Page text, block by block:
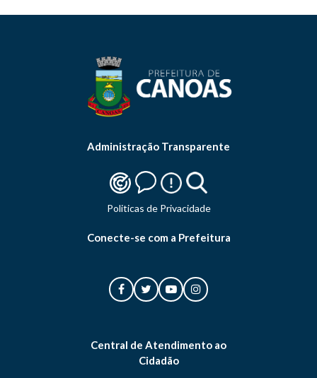
Administração Transparente
Politicas de Privacidade
Conecte-se com a Prefeitura
Central de Atendimento ao
Cidadão